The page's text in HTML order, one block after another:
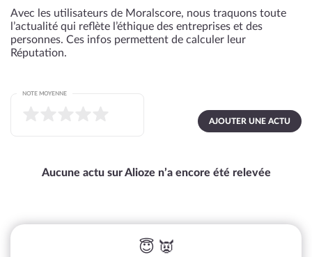
Avec les utilisateurs de Moralscore, nous traquons toute
l’actualité qui reflète l’éthique des entreprises et des
personnes. Ces infos permettent de calculer leur
Réputation.
AJOUTER UNE ACTU
NOTE MOYENNE
Aucune actu sur Alioze n’a encore été relevée
😇 👿